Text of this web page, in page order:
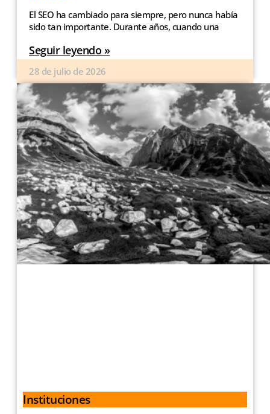
El SEO ha cambiado para siempre, pero nunca había
sido tan importante. Durante años, cuando una
Seguir leyendo »
28 de julio de 2026
Instituciones